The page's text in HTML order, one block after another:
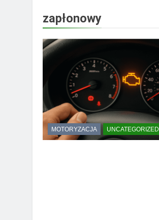
zapłonowy
MOTORYZACJA UNCATEGORIZED